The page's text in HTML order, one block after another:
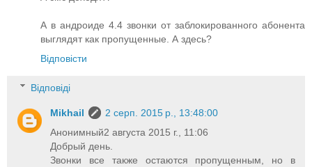
А в андроиде 4.4 звонки от заблокированного абонента
выглядят как пропущенные. А здесь?
Відповісти
Відповіді
Mikhail
2 серп. 2015 р., 13:48:00
Анонимный2 августа 2015 г., 11:06
Добрый день.
Звонки все также остаются пропущенным, но в